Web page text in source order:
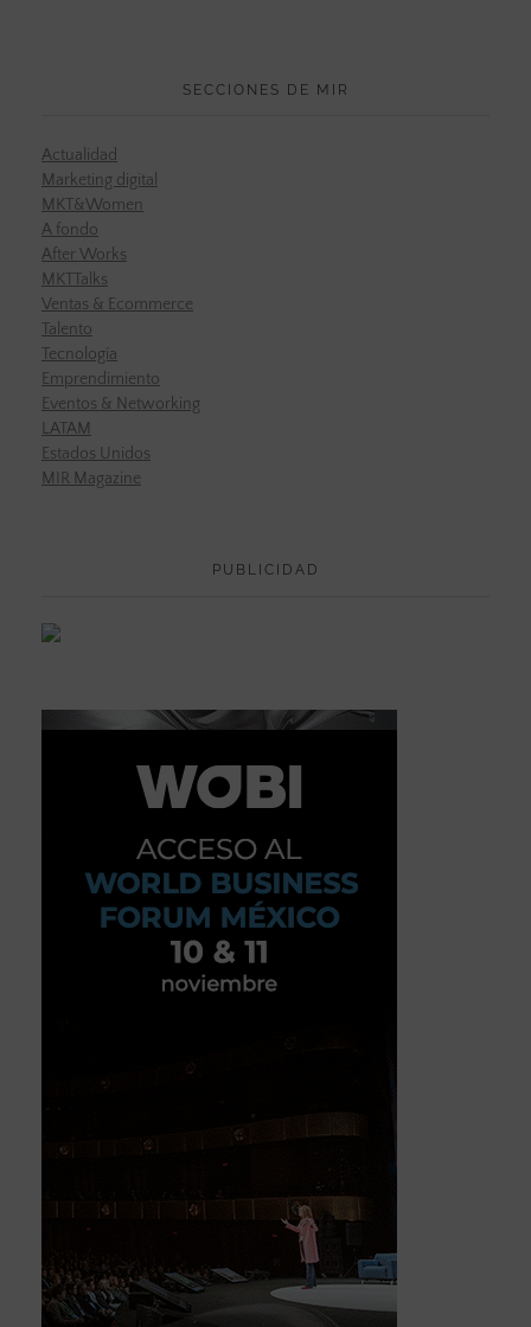
SECCIONES DE MIR
Actualidad
Marketing digital
MKT&Women
A fondo
After Works
MKTTalks
Ventas & Ecommerce
Talento
Tecnología
Emprendimiento
Eventos & Networking
LATAM
Estados Unidos
MIR Magazine
PUBLICIDAD